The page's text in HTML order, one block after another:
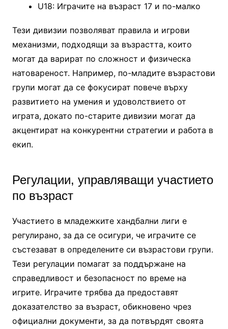
U18: Играчите на възраст 17 и по-малко
Тези дивизии позволяват правила и игрови
механизми, подходящи за възрастта, които
могат да варират по сложност и физическа
натовареност. Например, по-младите възрастови
групи могат да се фокусират повече върху
развитието на умения и удоволствието от
играта, докато по-старите дивизии могат да
акцентират на конкурентни стратегии и работа в
екип.
Регулации, управляващи участието
по възраст
Участието в младежките хандбални лиги е
регулирано, за да се осигури, че играчите се
състезават в определените си възрастови групи.
Тези регулации помагат за поддържане на
справедливост и безопасност по време на
игрите. Играчите трябва да предоставят
доказателство за възраст, обикновено чрез
официални документи, за да потвърдят своята